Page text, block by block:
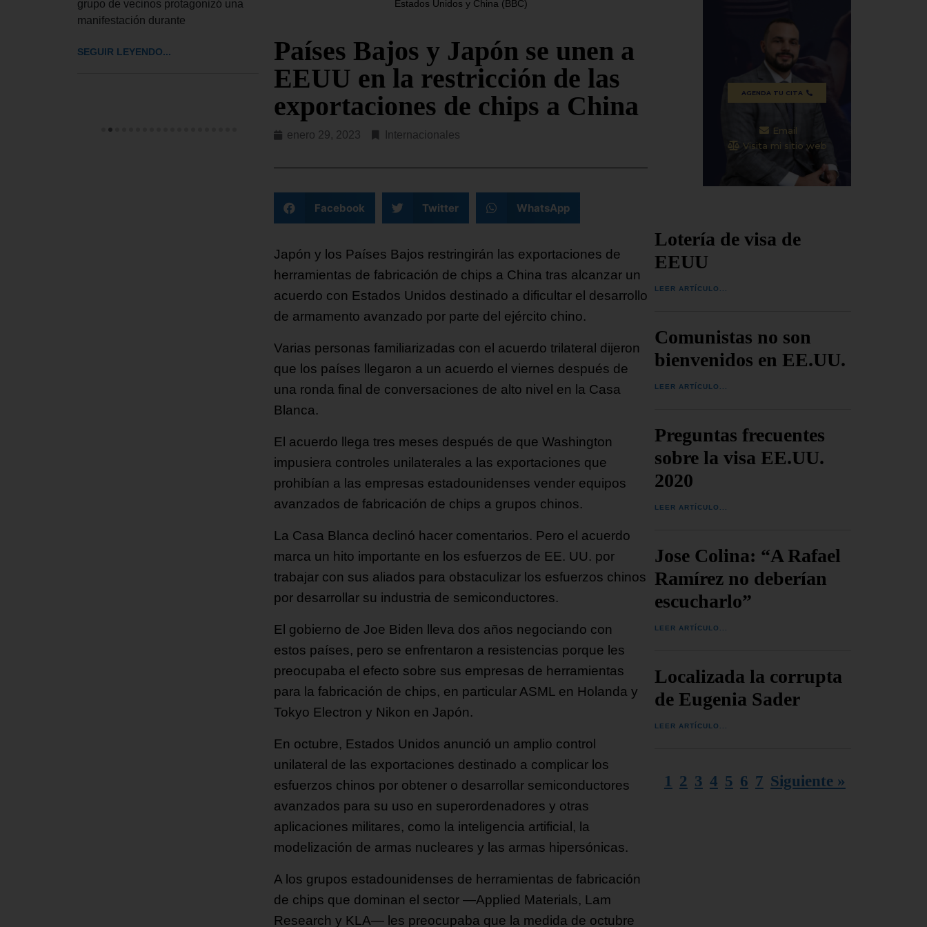
grupo de vecinos protagonizó una
manifestación durante
SEGUIR LEYENDO...
de derechos humanos denunciaron
Comisión Interamericana de
Derechos Humanos (CIDH), que
SEGUIR LEYENDO...
el inicio de las conversaciones
SEGUIR LEYENDO...
Estados Unidos y China (BBC)
Países Bajos y Japón se unen a
EEUU en la restricción de las
exportaciones de chips a China
enero 29, 2023 Internacionales
Facebook Twitter WhatsApp
Japón y los Países Bajos restringirán las exportaciones de
herramientas de fabricación de chips a China tras alcanzar un
acuerdo con Estados Unidos destinado a dificultar el desarrollo
de armamento avanzado por parte del ejército chino.
Varias personas familiarizadas con el acuerdo trilateral dijeron
que los países llegaron a un acuerdo el viernes después de
una ronda final de conversaciones de alto nivel en la Casa
Blanca.
El acuerdo llega tres meses después de que Washington
impusiera controles unilaterales a las exportaciones que
prohibían a las empresas estadounidenses vender equipos
avanzados de fabricación de chips a grupos chinos.
La Casa Blanca declinó hacer comentarios. Pero el acuerdo
marca un hito importante en los esfuerzos de EE. UU. por
trabajar con sus aliados para obstaculizar los esfuerzos chinos
por desarrollar su industria de semiconductores.
El gobierno de Joe Biden lleva dos años negociando con
estos países, pero se enfrentaron a resistencias porque les
preocupaba el efecto sobre sus empresas de herramientas
para la fabricación de chips, en particular ASML en Holanda y
Tokyo Electron y Nikon en Japón.
En octubre, Estados Unidos anunció un amplio control
unilateral de las exportaciones destinado a complicar los
esfuerzos chinos por obtener o desarrollar semiconductores
avanzados para su uso en superordenadores y otras
aplicaciones militares, como la inteligencia artificial, la
modelización de armas nucleares y las armas hipersónicas.
A los grupos estadounidenses de herramientas de fabricación
de chips que dominan el sector —Applied Materials, Lam
Research y KLA— les preocupaba que la medida de octubre
AGENDA TU CITA
Email
Visita mi sitio web
Lotería de visa de
EEUU
LEER ARTÍCULO...
Comunistas no son
bienvenidos en EE.UU.
LEER ARTÍCULO...
Preguntas frecuentes
sobre la visa EE.UU.
2020
LEER ARTÍCULO...
Jose Colina: “A Rafael
Ramírez no deberían
escucharlo”
LEER ARTÍCULO...
Localizada la corrupta
de Eugenia Sader
LEER ARTÍCULO...
1 2 3 4 5 6 7 Siguiente »